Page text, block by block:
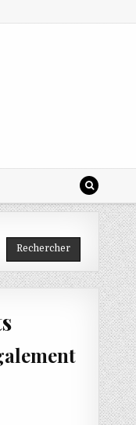
Rechercher